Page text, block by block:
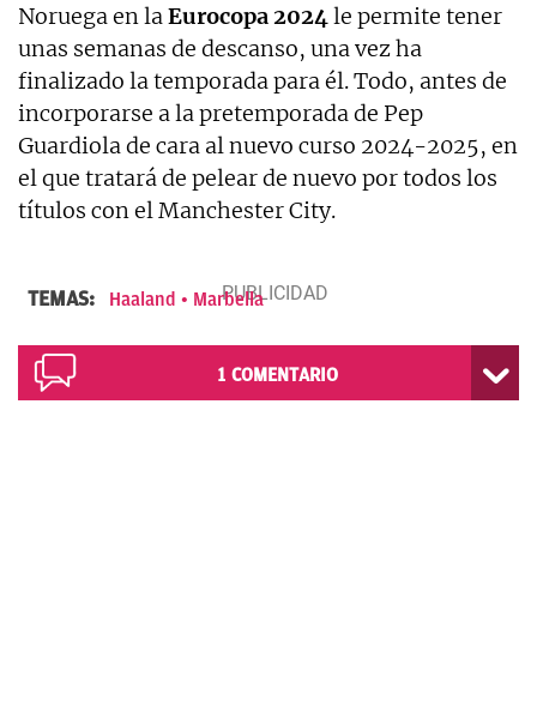
Noruega en laEurocopa 2024le permite tener
unas semanas de descanso, una vez ha
finalizado la temporada para él. Todo, antes de
incorporarse a la pretemporada de Pep
Guardiola de cara al nuevo curso 2024-2025, en
el que tratará de pelear de nuevo por todos los
títulos con el Manchester City.
TEMAS: Haaland Marbella
1 COMENTARIO